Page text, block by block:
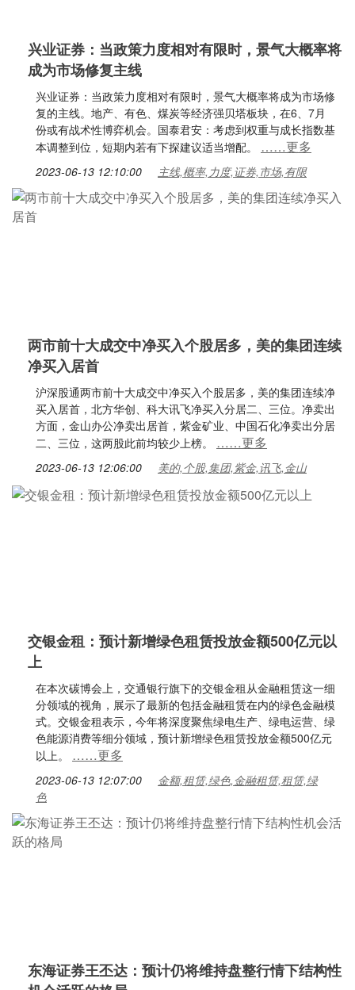
兴业证券：当政策力度相对有限时，景气大概率将
成为市场修复主线
兴业证券：当政策力度相对有限时，景气大概率将成为市场修
复的主线。地产、有色、煤炭等经济强贝塔板块，在6、7月
份或有战术性博弈机会。国泰君安：考虑到权重与成长指数基
本调整到位，短期内若有下探建议适当增配。 ……更多
2023-06-13 12:10:00 主线,概率,力度,证券,市场,有限
两市前十大成交中净买入个股居多，美的集团连续
净买入居首
沪深股通两市前十大成交中净买入个股居多，美的集团连续净
买入居首，北方华创、科大讯飞净买入分居二、三位。净卖出
方面，金山办公净卖出居首，紫金矿业、中国石化净卖出分居
二、三位，这两股此前均较少上榜。 ……更多
2023-06-13 12:06:00 美的,个股,集团,紫金,讯飞,金山
交银金租：预计新增绿色租赁投放金额500亿元以
上
在本次碳博会上，交通银行旗下的交银金租从金融租赁这一细
分领域的视角，展示了最新的包括金融租赁在内的绿色金融模
式。交银金租表示，今年将深度聚焦绿电生产、绿电运营、绿
色能源消费等细分领域，预计新增绿色租赁投放金额500亿元
以上。 ……更多
2023-06-13 12:07:00
金额,租赁,绿色,金融租赁,租赁,绿
色
东海证券王丕达：预计仍将维持盘整行情下结构性